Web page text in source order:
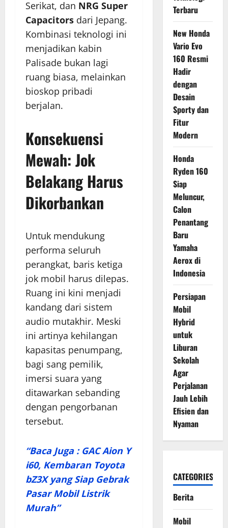
Serikat, dan NRG Super
Capacitors dari Jepang.
Kombinasi teknologi ini
menjadikan kabin
Palisade bukan lagi
ruang biasa, melainkan
bioskop pribadi
berjalan.
Konsekuensi
Mewah: Jok
Belakang Harus
Dikorbankan
Untuk mendukung
performa seluruh
perangkat, baris ketiga
jok mobil harus dilepas.
Ruang ini kini menjadi
kandang dari sistem
audio mutakhir. Meski
ini artinya kehilangan
kapasitas penumpang,
bagi sang pemilik,
imersi suara yang
ditawarkan sebanding
dengan pengorbanan
tersebut.
“Baca Juga : GAC Aion Y
i60, Kembaran Toyota
bZ3X yang Siap Gebrak
Pasar Mobil Listrik
Murah”
Terbaru
New Honda
Vario Evo
160 Resmi
Hadir
dengan
Desain
Sporty dan
Fitur
Modern
Honda
Ryden 160
Siap
Meluncur,
Calon
Penantang
Baru
Yamaha
Aerox di
Indonesia
Persiapan
Mobil
Hybrid
untuk
Liburan
Sekolah
Agar
Perjalanan
Jauh Lebih
Efisien dan
Nyaman
CATEGORIES
Berita
Mobil